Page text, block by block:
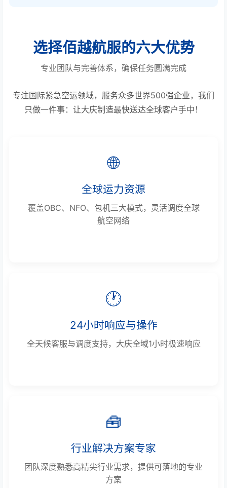
选择佰越航服的六大优势
专业团队与完善体系，确保任务圆满完成
专注国际紧急空运领域，服务众多世界500强企业，我们
只做一件事：让大庆制造最快送达全球客户手中！
🌐
全球运力资源
覆盖OBC、NFO、包机三大模式，灵活调度全球
航空网络
🕐
24小时响应与操作
全天候客服与调度支持，大庆全域1小时极速响应
🧰
行业解决方案专家
团队深度熟悉高精尖行业需求，提供可落地的专业
方案